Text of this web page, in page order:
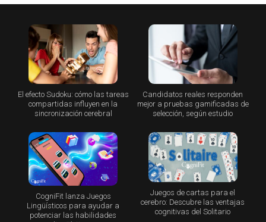
El efecto Sudoku: cómo las tareas
compartidas influyen en la
sincronización cerebral
Candidatos reales responden
mejor a pruebas gamificadas de
selección, según estudio
CogniFit lanza Juegos
Lingüísticos para ayudar a
potenciar las habilidades
Juegos de cartas para el
cerebro: Descubre las ventajas
cognitivas del Solitario